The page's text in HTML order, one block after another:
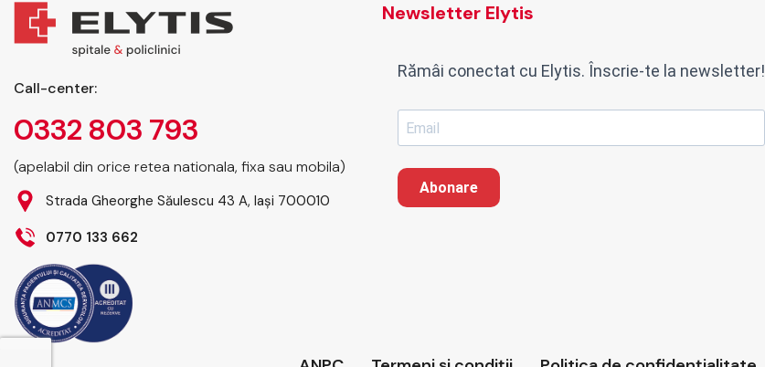
Call-center:
0332 803 793
(apelabil din orice retea nationala, fixa sau mobila)
Strada Gheorghe Săulescu 43 A, Iași 700010
0770 133 662
Newsletter Elytis
Rămâi conectat cu Elytis. Înscrie-te la newsletter!
Abonare